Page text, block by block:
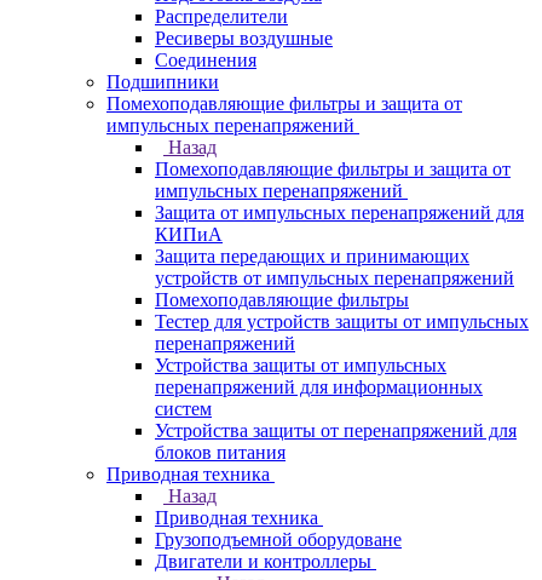
Распределители
Ресиверы воздушные
Соединения
Подшипники
Помехоподавляющие фильтры и защита от
импульсных перенапряжений
Назад
Помехоподавляющие фильтры и защита от
импульсных перенапряжений
Защита от импульсных перенапряжений для
КИПиА
Защита передающих и принимающих
устройств от импульсных перенапряжений
Помехоподавляющие фильтры
Тестер для устройств защиты от импульсных
перенапряжений
Устройства защиты от импульсных
перенапряжений для информационных
систем
Устройства защиты от перенапряжений для
блоков питания
Приводная техника
Назад
Приводная техника
Грузоподъемной оборудоване
Двигатели и контроллеры